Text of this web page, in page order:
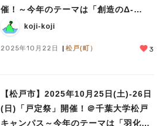
催！～今年のテーマは「創造のΔ-
Delta of Creativity -」～
koji-koji
2025年10月22日 松戸(町） 3
【松戸市】2025年10月25日(土)-26日
(日)「戸定祭」開催！＠千葉大学松戸
キャンパス～今年のテーマは「羽化」